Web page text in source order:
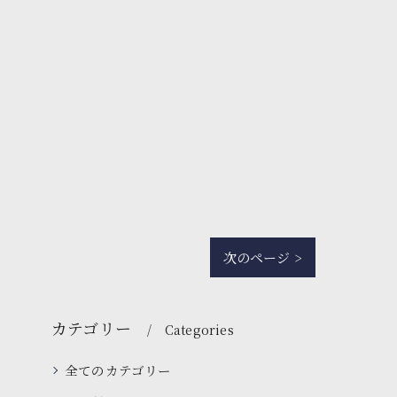
次のページ >
カテゴリー Categories
全てのカテゴリー